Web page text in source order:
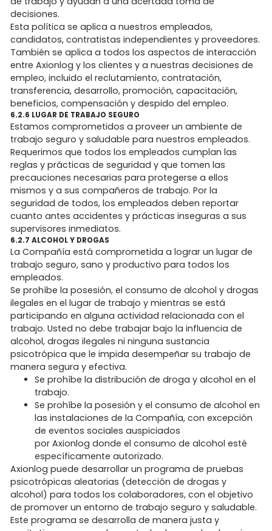
decisiones.
Esta política se aplica a nuestros empleados,
candidatos, contratistas independientes y proveedores.
También se aplica a todos los aspectos de interacción
entre Axionlog y los clientes y a nuestras decisiones de
empleo, incluido el reclutamiento, contratación,
transferencia, desarrollo, promoción, capacitación,
beneficios, compensación y despido del empleo.
6.2.6 LUGAR DE TRABAJO SEGURO
Estamos comprometidos a proveer un ambiente de
trabajo seguro y saludable para nuestros empleados.
Requerimos que todos los empleados cumplan las
reglas y prácticas de seguridad y que tomen las
precauciones necesarias para protegerse a ellos
mismos y a sus compañeros de trabajo. Por la
seguridad de todos, los empleados deben reportar
cuanto antes accidentes y prácticas inseguras a sus
supervisores inmediatos.
6.2.7 ALCOHOL Y DROGAS
La Compañía está comprometida a lograr un lugar de
trabajo seguro, sano y productivo para todos los
empleados.
Se prohíbe la posesión, el consumo de alcohol y drogas
ilegales en el lugar de trabajo y mientras se está
participando en alguna actividad relacionada con el
trabajo. Usted no debe trabajar bajo la influencia de
alcohol, drogas ilegales ni ninguna sustancia
psicotrópica que le impida desempeñar su trabajo de
manera segura y efectiva.
Se prohíbe la distribución de droga y alcohol en el
trabajo.
Se prohíbe la posesión y el consumo de alcohol en
las instalaciones de la Compañía, con excepción
de eventos sociales auspiciados
por Axionlog donde el consumo de alcohol esté
específicamente autorizado.
Axionlog puede desarrollar un programa de pruebas
psicotrópicas aleatorias (detección de drogas y
alcohol) para todos los colaboradores, con el objetivo
de promover un entorno de trabajo seguro y saludable.
Este programa se desarrolla de manera justa y